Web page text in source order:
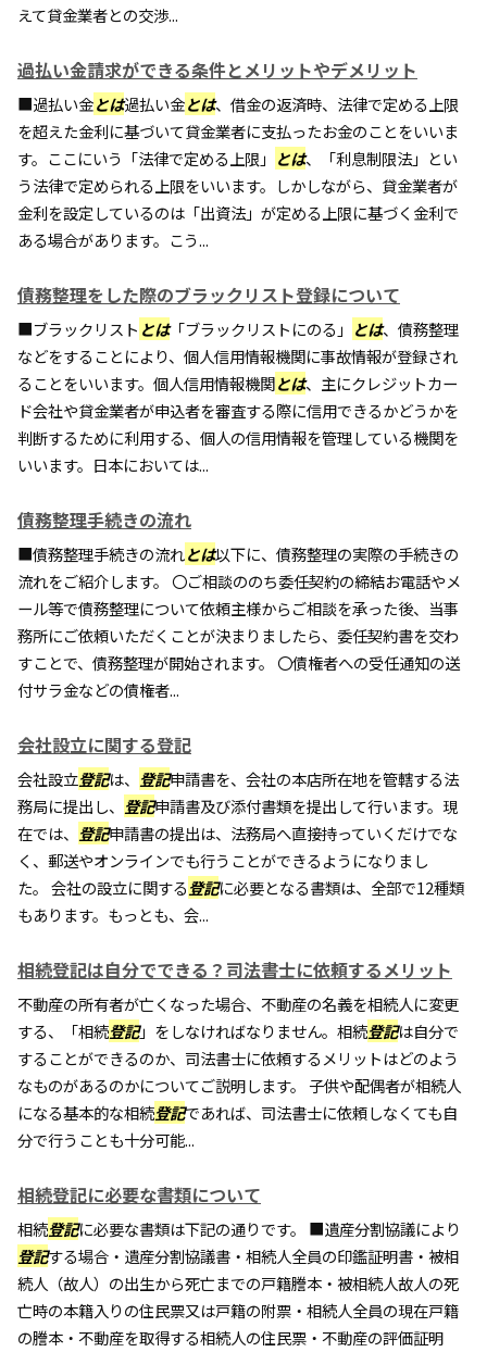
えて貸金業者との交渉...
過払い金請求ができる条件とメリットやデメリット
■過払い金とは過払い金とは、借金の返済時、法律で定める上限
を超えた金利に基づいて貸金業者に支払ったお金のことをいいま
す。ここにいう「法律で定める上限」 とは、「利息制限法」とい
う法律で定められる上限をいいます。しかしながら、貸金業者が
金利を設定しているのは「出資法」が定める上限に基づく金利で
ある場合があります。こう...
債務整理をした際のブラックリスト登録について
■ブラックリスト とは「ブラックリストにのる」 とは、債務整理
などをすることにより、個人信用情報機関に事故情報が登録され
ることをいいます。個人信用情報機関とは、主にクレジットカー
ド会社や貸金業者が申込者を審査する際に信用できるかどうかを
判断するために利用する、個人の信用情報を管理している機関を
いいます。日本においては...
債務整理手続きの流れ
■債務整理手続きの流れとは以下に、債務整理の実際の手続きの
流れをご紹介します。 〇ご相談ののち委任契約の締結お電話やメ
ール等で債務整理について依頼主様からご相談を承った後、当事
務所にご依頼いただくことが決まりましたら、委任契約書を交わ
すことで、債務整理が開始されます。 〇債権者への受任通知の送
付サラ金などの債権者...
会社設立に関する登記
会社設立登記は、 登記申請書を、会社の本店所在地を管轄する法
務局に提出し、 登記申請書及び添付書類を提出して行います。現
在では、 登記申請書の提出は、法務局へ直接持っていくだけでな
く、郵送やオンラインでも行うことができるようになりまし
た。 会社の設立に関する登記に必要となる書類は、全部で12種類
もあります。もっとも、会...
相続登記は自分でできる？司法書士に依頼するメリット
不動産の所有者が亡くなった場合、不動産の名義を相続人に変更
する、「相続登記」をしなければなりません。相続登記は自分で
することができるのか、司法書士に依頼するメリットはどのよう
なものがあるのかについてご説明します。 子供や配偶者が相続人
になる基本的な相続登記であれば、司法書士に依頼しなくても自
分で行うことも十分可能...
相続登記に必要な書類について
相続登記に必要な書類は下記の通りです。 ■遺産分割協議により
登記する場合・遺産分割協議書・相続人全員の印鑑証明書・被相
続人（故人）の出生から死亡までの戸籍謄本・被相続人故人の死
亡時の本籍入りの住民票又は戸籍の附票・相続人全員の現在戸籍
の謄本・不動産を取得する相続人の住民票・不動産の評価証明